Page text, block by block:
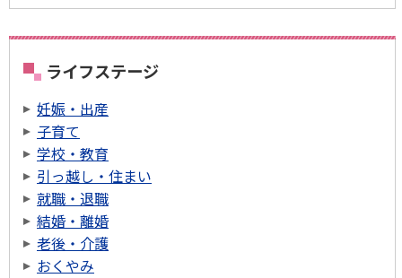
ライフステージ
妊娠・出産
子育て
学校・教育
引っ越し・住まい
就職・退職
結婚・離婚
老後・介護
おくやみ